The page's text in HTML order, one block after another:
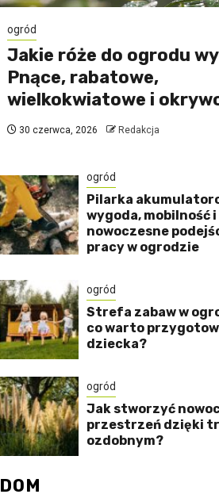
ogród
Jakie róże do ogrodu
Pnące, rabatowe,
wielkokwiatowe i
30 czerwca, 2026 Redakcja
ogród
Pilarka
wygoda, mobilność i
nowoczesne
pracy w ogrodzie
ogród
Strefa zabaw w
co warto
dziecka?
ogród
Jak stworzyć
przestrzeń dzięki
ozdobnym?
DOM